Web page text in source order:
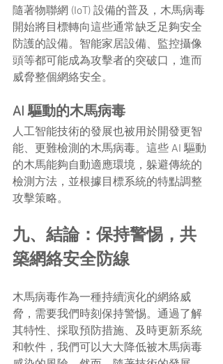
隨著物聯網 (IoT) 設備的普及，木馬病毒
開始將目標轉向這些通常缺乏足夠安全
防護的設備。智能家居設備、監控攝像
頭等都可能成為攻擊者的突破口，進而
威脅整個網絡安全。
AI 驅動的木馬病毒
人工智能技術的發展也被用於開發更智
能、更難檢測的木馬病毒。這些 AI 驅動
的木馬能夠自動適應環境，躲避傳統的
檢測方法，並根據目標系統的特點調整
攻擊策略。
九、結論：保持警惕，共
築網絡安全防線
木馬病毒作為一種持續演化的網絡威
脅，需要我們時刻保持警惕。通過了解
其特性、採取預防措施、及時更新系統
和軟件，我們可以大大降低被木馬病毒